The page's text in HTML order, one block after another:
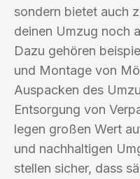
sondern bietet auch
deinen Umzug noch
Dazu gehören
und Montage von
Auspacken des
Entsorgung von
legen großen Wert
und nachhaltigen
stellen sicher, dass